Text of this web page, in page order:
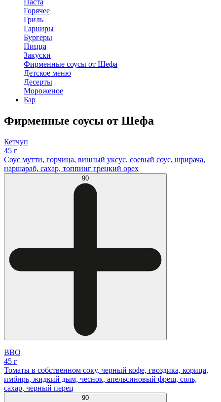
Паста
Горячее
Гриль
Гарниры
Бургеры
Пицца
Закуски
Фирменные соусы от Шефа
Детское меню
Десерты
Мороженое
Бар
Фирменные соусы от Шефа
Кетчуп
45 г
Соус мутти, горчица, винный уксус, соевый соус, шрирача,
наршараб, сахар, топпинг грецкий орех
90
BBQ
45 г
Томаты в собственном соку, черный кофе, гвоздика, корица,
имбирь, жидкий дым, чеснок, апельсиновый фреш, соль,
сахар, черный перец
90